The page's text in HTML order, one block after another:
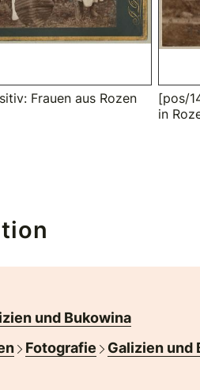
Frauen aus Rozen
[pos/
in
und Bukowina
Fotografie Galizien und